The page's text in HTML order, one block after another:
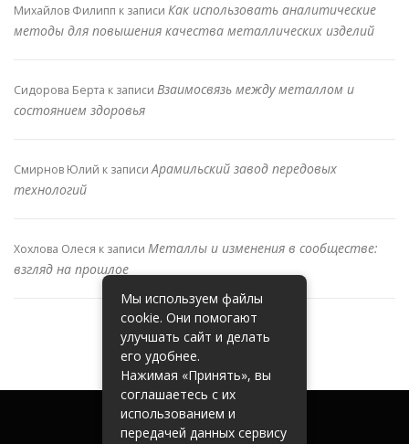
Михайлов Филипп к записи Как использовать аналитические
методы для повышения качества металлических изделий
Сидорова Берта к записи Взаимосвязь между металлом и
состоянием здоровья
Смирнов Юлий к записиАрамильский завод передовых
технологий
Хохлова Олеся к записи Металлы и изменения в сообществе:
взгляд на прошлое
Мы используем файлы
cookie. Они помогают
улучшать сайт и делать
его удобнее.
Нажимая «Принять», вы
соглашаетесь с их
использованием и
передачей данных сервису